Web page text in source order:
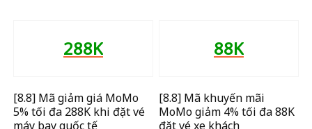
288K
[8.8] Mã giảm giá MoMo
5% tối đa 288K khi đặt vé
máy bay quốc tế
88K
[8.8] Mã khuyến mãi
MoMo giảm 4% tối đa 88K
đặt vé xe khách